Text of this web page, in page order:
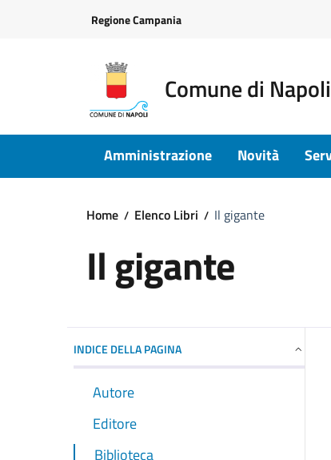
Regione Campania
Comune di Napoli
Amministrazione Novità
Home Elenco Libri Il gigante
Il gigante
INDICE DELLA PAGINA
Autore
Editore
Biblioteca